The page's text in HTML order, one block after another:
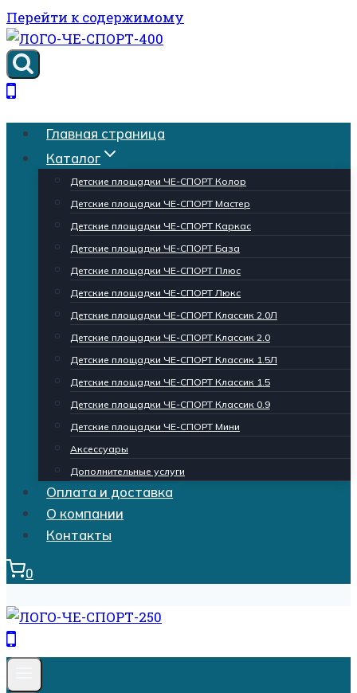
Перейти к содержимому
Главная страница
Каталог
Детские площадки ЧЕ-СПОРТ Колор
Детские площадки ЧЕ-СПОРТ Мастер
Детские площадки ЧЕ-СПОРТ Каркас
Детские площадки ЧЕ-СПОРТ База
Детские площадки ЧЕ-СПОРТ Плюс
Детские площадки ЧЕ-СПОРТ Люкс
Детские площадки ЧЕ-СПОРТ Классик 2.0Л
Детские площадки ЧЕ-СПОРТ Классик 2.0
Детские площадки ЧЕ-СПОРТ Классик 1.5Л
Детские площадки ЧЕ-СПОРТ Классик 1.5
Детские площадки ЧЕ-СПОРТ Классик 0.9
Детские площадки ЧЕ-СПОРТ Мини
Аксессуары
Дополнительные услуги
Оплата и доставка
О компании
Контакты
0